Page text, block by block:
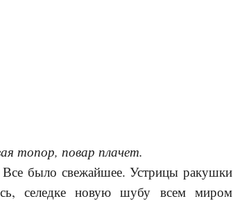
топор, повар плачет.
Все было свежайшее. Устрицы ракушки
селедке новую шубу всем миром